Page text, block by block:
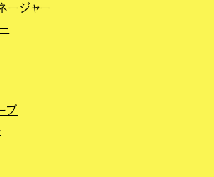
ージャー
プ